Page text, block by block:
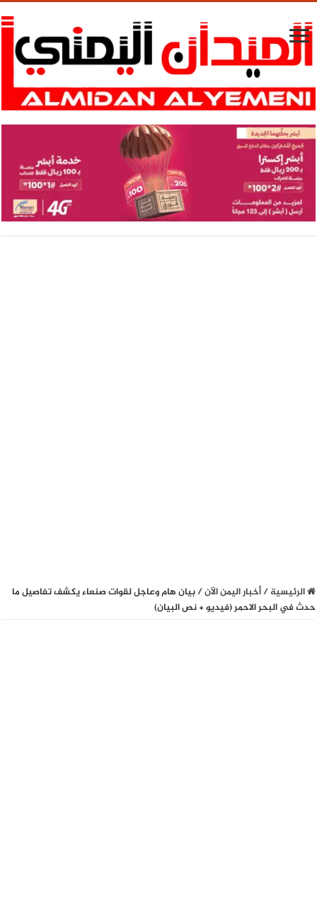
الرئيسية / أخبار اليمن الآن / بيان هام وعاجل لقوات صنعاء يكشف تفاصيل ما
حدث في البحر الاحمر (فيديو + نص البيان)